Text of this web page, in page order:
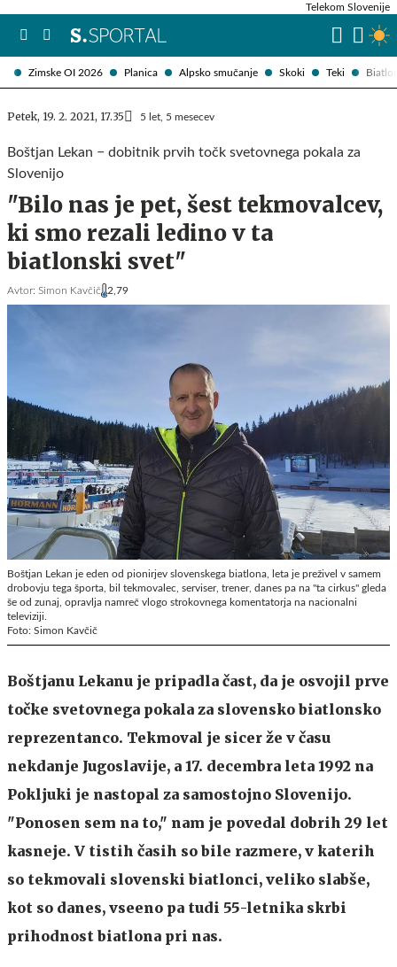
Zimske OI 2026 Planica Alpsko smučanje Skoki Teki
Telekom Slovenije
Petek, 19. 2. 2021, 17.35 5 let, 5 mesecev
Boštjan Lekan − dobitnik prvih točk svetovnega pokala za
Slovenijo
"Bilo nas je pet, šest tekmovalcev,
ki smo rezali ledino v ta
biatlonski svet"
Avtor: Simon Kavčič 2,79
Boštjan Lekan je eden od pionirjev slovenskega biatlona, leta je preživel v samem
drobovju tega športa, bil tekmovalec, serviser, trener, danes pa na "ta cirkus" gleda
še od zunaj, opravlja namreč vlogo strokovnega komentatorja na nacionalni
televiziji.
Foto: Simon Kavčič
Boštjanu Lekanu je pripadla čast, da je osvojil prve
točke svetovnega pokala za slovensko biatlonsko
reprezentanco. Tekmoval je sicer že v času
nekdanje Jugoslavije, a 17. decembra leta 1992 na
Pokljuki je nastopal za samostojno Slovenijo.
"Ponosen sem na to," nam je povedal dobrih 29 let
kasneje. V tistih časih so bile razmere, v katerih
so tekmovali slovenski biatlonci, veliko slabše,
kot so danes, vseeno pa tudi 55-letnika skrbi
prihodnost biatlona pri nas.